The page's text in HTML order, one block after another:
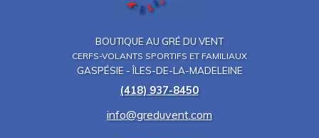
BOUTIQUE AU GRÉ DU VENT
CERFS-VOLANTS SPORTIFS ET FAMILIAUX
GASPÉSIE - ÎLES-DE-LA-MADELEINE
(418) 937-8450
info@greduvent.com